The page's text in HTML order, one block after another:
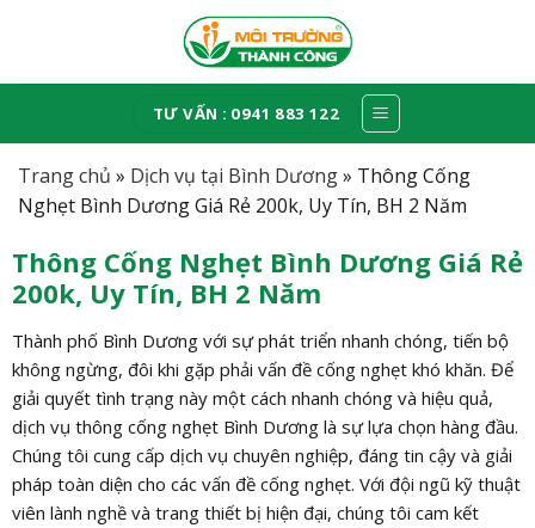
TƯ VẤN : 0941 883 122
Trang chủ » Dịch vụ tại Bình Dương» Thông Cống
Nghẹt Bình Dương Giá Rẻ 200k, Uy Tín, BH 2 Năm
Thông Cống Nghẹt Bình Dương Giá Rẻ
200k, Uy Tín, BH 2 Năm
Thành phố Bình Dương với sự phát triển nhanh chóng, tiến bộ
không ngừng, đôi khi gặp phải vấn đề cống nghẹt khó khăn. Để
giải quyết tình trạng này một cách nhanh chóng và hiệu quả,
dịch vụ thông cống nghẹt Bình Dương là sự lựa chọn hàng đầu.
Chúng tôi cung cấp dịch vụ chuyên nghiệp, đáng tin cậy và giải
pháp toàn diện cho các vấn đề cống nghẹt. Với đội ngũ kỹ thuật
viên lành nghề và trang thiết bị hiện đại, chúng tôi cam kết